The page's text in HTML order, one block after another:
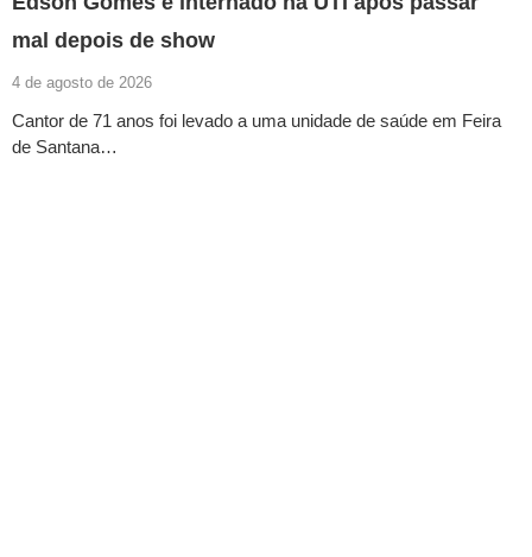
mal depois de show
4 de agosto de 2026
Cantor de 71 anos foi levado a uma unidade de saúde em Feira
de Santana…